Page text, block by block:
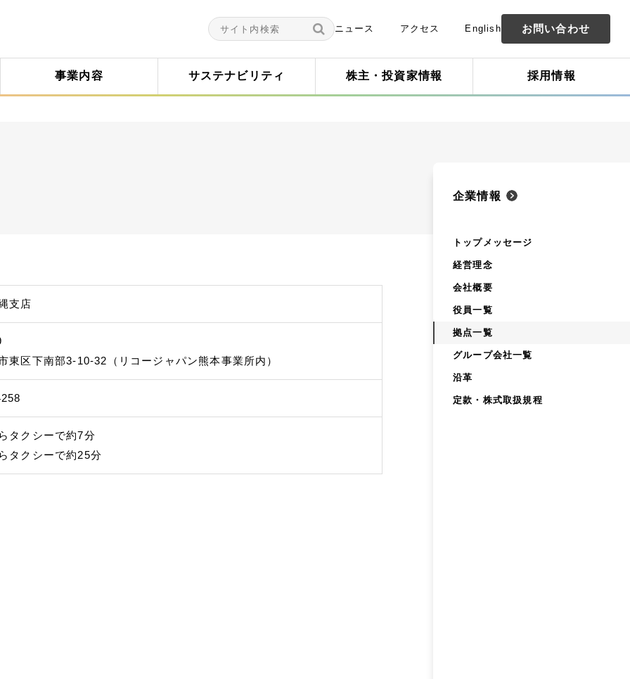
ニュース アクセス English お問い合わせ
事業内容 サステナビリティ 株主・投資家情報 採用情報
企業情報
トップメッセージ
経営理念
会社概要
役員一覧
拠点一覧
グループ会社一覧
沿革
定款・株式取扱規程
支店
東区下南部3-10-32（リコージャパン熊本事業所内）
タクシーで約7分
タクシーで約25分